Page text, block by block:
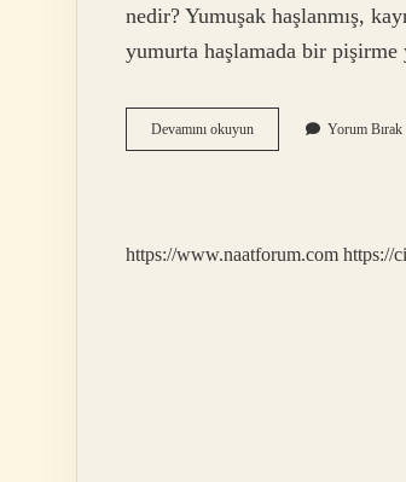
nedir? Yumuşak haşlanmış,
yumurta haşlamada bir
Devamını okuyunTayfa
Neye
Yorum Bırak
https://www.naatforum.com https://